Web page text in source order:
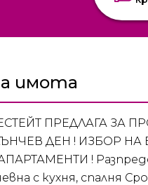
имота
ПРЕДЛАГА ЗА
ДЕН ! ИЗБОР
!
с кухня, спалня